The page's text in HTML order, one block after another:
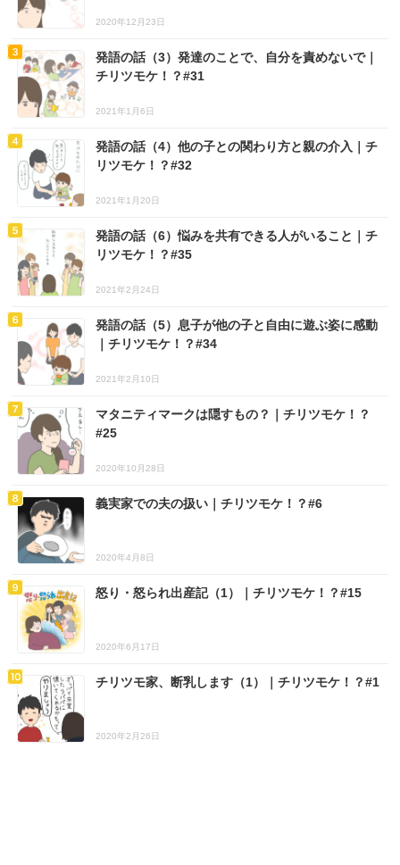
2020年12月23日
発語の話（3）発達のことで、自分を責めないで｜
チリツモケ！？#31
2021年1月6日
発語の話（4）他の子との関わり方と親の介入｜チ
リツモケ！？#32
2021年1月20日
発語の話（6）悩みを共有できる人がいること｜チ
リツモケ！？#35
2021年2月24日
発語の話（5）息子が他の子と自由に遊ぶ姿に感動
｜チリツモケ！？#34
2021年2月10日
マタニティマークは隠すもの？｜チリツモケ！？
#25
2020年10月28日
義実家での夫の扱い｜チリツモケ！？#6
2020年4月8日
怒り・怒られ出産記（1）｜チリツモケ！？#15
2020年6月17日
チリツモ家、断乳します（1）｜チリツモケ！？#1
2020年2月26日